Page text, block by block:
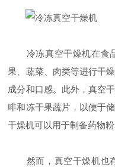
冷冻真空干燥机在食品
果、蔬菜、肉类等进行干
成分和口感。此外，真空
啡和冻干果蔬片，以便于
干燥机可以用于制备药物
然而，真空干燥机也存